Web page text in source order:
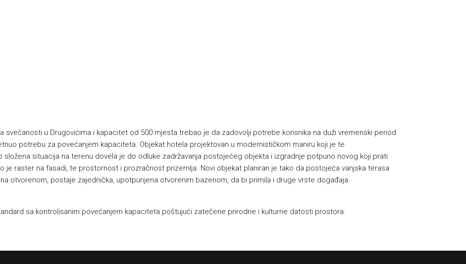
svečanosti u Drugovićima i kapacitet od 500 mjesta trebao je da zadovolji potrebe korisnika na duži vremenski period
potrebu za povećanjem kapaciteta. Objekat hotela projektovan u modernističkom maniru koji je te
složena situacija na terenu dovela je do odluke zadržavanja postojećeg objekta i izgradnje potpuno novog koji prati
je raster na fasadi, te prostornost i prozračnost prizemlja. Novi objekat planiran je tako da postojeća vanjska terasa
otvorenom, postaje zajednička, upotpunjena otvorenim bazenom, da bi primila i druge vrste događaja.
sa kontrolisanim povećanjem kapaciteta poštujući zatečene prirodne i kulturne datosti prostora.